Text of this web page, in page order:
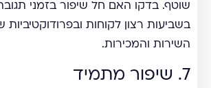
שוטף. בדקו האם חל שיפור בזמני
בשביעות רצון לקוחות ובפרודוקטיביות
השירות והמכירות.
7. שיפור מתמיד